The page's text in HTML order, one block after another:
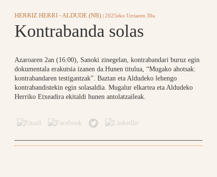
HERRIZ HERRI - ALDUDE (NB) | 2025eko Urriaren 30a
Kontrabanda solas
Azaroaren 2an (16:00), Sanoki zinegelan, kontrabandari buruz egin
dokumentala erakutsia izanen da.Hunen titulua, “Mugako ahotsak:
kontrabandaren testigantzak”. Baztan eta Aldudeko lehengo
kontrabandistekin egin solasaldia. Mugalur elkartea eta Aldudeko
Herriko Etxeadira ekitaldi hunen antolatzaileak.